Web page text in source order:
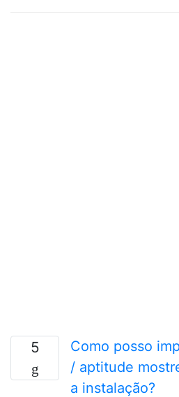
5
Como posso
/ aptitude
a instalação?